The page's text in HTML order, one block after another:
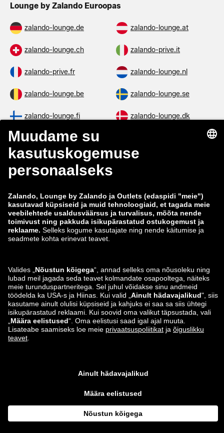
Lounge by Zalando Euroopas
zalando-lounge.de zalando-lounge.at
zalando-lounge.ch zalando-prive.it
zalando-prive.fr zalando-lounge.nl
zalando-lounge.be zalando-lounge.se
zalando-lounge.fi zalando-lounge.dk
zalando-lounge.co.uk
zalando-prive.es zalando-lounge.cz
zalando-lounge.ro zalando-lounge.hr
zalando-lounge.si zalando-lounge.hu
zalando-lounge.lv zalando-lounge.no
Leiad meid ka siit
Instagram Facebook